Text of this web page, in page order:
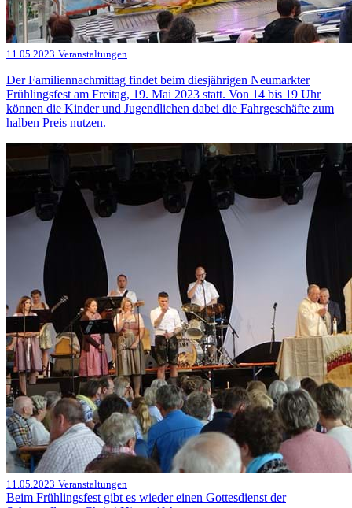
11.05.2023 Veranstaltungen
Der Familiennachmittag findet beim diesjährigen Neumarkter
Frühlingsfest am Freitag, 19. Mai 2023 statt. Von 14 bis 19 Uhr
können die Kinder und Jugendlichen dabei die Fahrgeschäfte zum
halben Preis nutzen.
11.05.2023 Veranstaltungen
Beim Frühlingsfest gibt es wieder einen Gottesdienst der